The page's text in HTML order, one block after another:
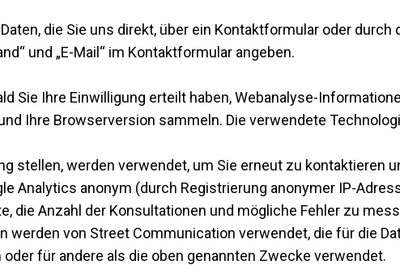
die Sie uns direkt, über ein Kontaktformular oder
und „E-Mail“ im Kontaktformular angeben.
Sie Ihre Einwilligung erteilt haben, Webanalyse-
Ihre Browserversion sammeln. Die verwendete
stellen, werden verwendet, um Sie erneut zu kontaktieren
Analytics anonym (durch Registrierung anonymer IP-
die Anzahl der Konsultationen und mögliche Fehler zu
werden von Street Communication verwendet, die für die
für andere als die oben genannten Zwecke verwendet.